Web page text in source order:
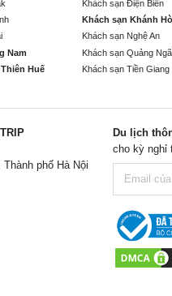
Khách sạn Điện Biên
Khách sạn Khánh
Khách sạn Nghệ An
Nam Khách sạn Quảng
Huế Khách sạn Tiền Giang
phố Hà Nội
Du lịch
cho kỳ nghỉ